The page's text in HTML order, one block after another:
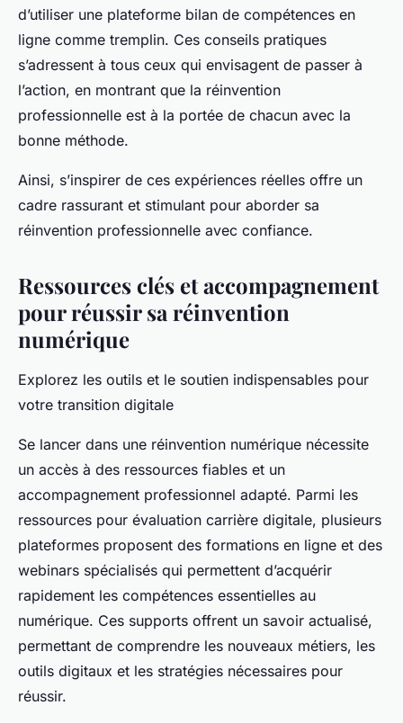
d’utiliser une plateforme bilan de compétences en
ligne comme tremplin. Ces conseils pratiques
s’adressent à tous ceux qui envisagent de passer à
l’action, en montrant que la réinvention
professionnelle est à la portée de chacun avec la
bonne méthode.
Ainsi, s’inspirer de ces expériences réelles offre un
cadre rassurant et stimulant pour aborder sa
réinvention professionnelle avec confiance.
Ressources clés et accompagnement
pour réussir sa réinvention
numérique
Explorez les outils et le soutien indispensables pour
votre transition digitale
Se lancer dans une réinvention numérique nécessite
un accès à des ressources fiables et un
accompagnement professionnel adapté. Parmi les
ressources pour évaluation carrière digitale, plusieurs
plateformes proposent des formations en ligne et des
webinars spécialisés qui permettent d’acquérir
rapidement les compétences essentielles au
numérique. Ces supports offrent un savoir actualisé,
permettant de comprendre les nouveaux métiers, les
outils digitaux et les stratégies nécessaires pour
réussir.